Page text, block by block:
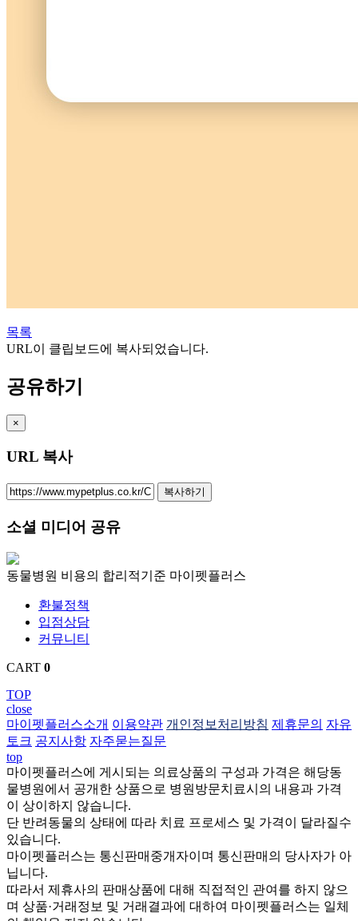
목록
URL이 클립보드에 복사되었습니다.
공유하기
×
URL 복사
복사하기
소셜 미디어 공유
동물병원 비용의 합리적기준 마이펫플러스
환불정책
입점상담
커뮤니티
CART 0
TOP
close
마이펫플러스소개 이용약관 개인정보처리방침 제휴문의 자유
토크 공지사항 자주묻는질문
top
마이펫플러스에 게시되는 의료상품의 구성과 가격은 해당동
물병원에서 공개한 상품으로 병원방문치료시의 내용과 가격
이 상이하지 않습니다.
단 반려동물의 상태에 따라 치료 프로세스 및 가격이 달라질수
있습니다.
마이펫플러스는 통신판매중개자이며 통신판매의 당사자가 아
닙니다.
따라서 제휴사의 판매상품에 대해 직접적인 관여를 하지 않으
며 상품·거래정보 및 거래결과에 대하여 마이펫플러스는 일체